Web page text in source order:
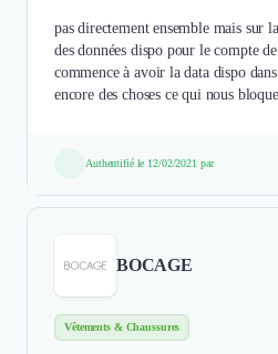
pas directement ensemble mais sur
des données dispo pour le compte
commence à avoir la data dispo
encore des choses ce qui nous
Authentifié le 12/02/2021 par
BOCAGE
Vêtements & Chaussures